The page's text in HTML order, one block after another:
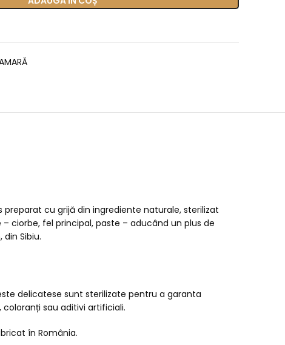
preparat cu grijă din ingrediente naturale, sterilizat
ciorbe, fel principal, paste – aducând un plus de
Sibiu.
delicatese sunt sterilizate pentru a garanta
sau aditivi artificiali.
în România.